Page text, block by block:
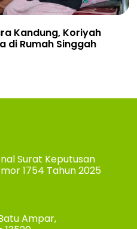
Kandung, Koriyah
di Rumah Singgah
Surat Keputusan
1754 Tahun 2025
Ampar,